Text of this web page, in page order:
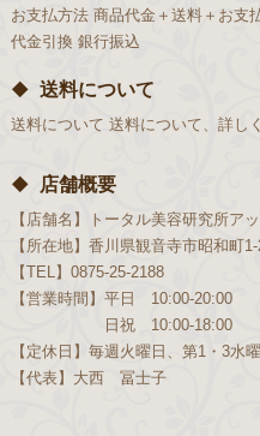
お支払方法 商品代金＋送料＋お支
代金引換 銀行振込
送料について
送料について 送料について、詳し
店舗概要
【店舗名】
トータル美容研究所ア
【所在地】 香川県観音寺市昭和町
【TEL】 0875-25-2188
【営業時間】 平日 10:00-20:00
日祝 10:00-18:00
【定休日】 毎週火曜日、第1・3水
【代表】 大西 冨士子